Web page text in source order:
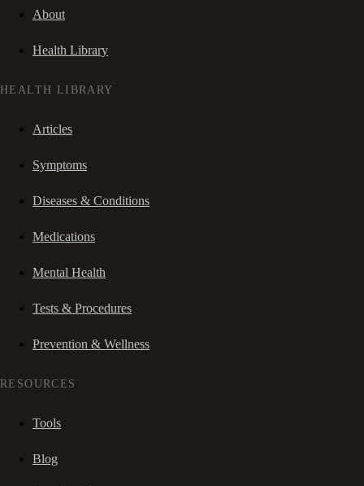
About
Health Library
HEALTH LIBRARY
Articles
Symptoms
Diseases & Conditions
Medications
Mental Health
Tests & Procedures
Prevention & Wellness
RESOURCES
Tools
Blog